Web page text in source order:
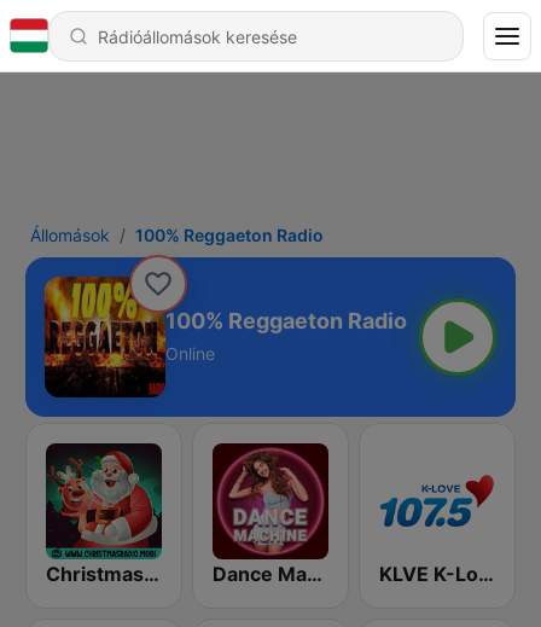
Állomások 100% Reggaeton Radio
100% Reggaeton Radio
Online
Christmas Radio Dance Machine KLVE K-Love 107.5 FM (US Only)